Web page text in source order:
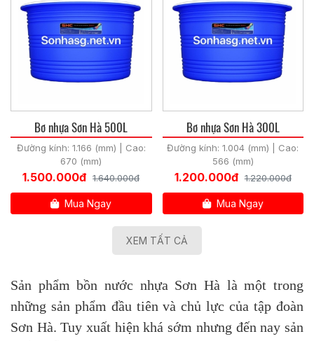
Bơ nhựa Sơn Hà 500L
Đường kính: 1.166 (mm) | Cao:
670 (mm)
1.500.000đ 1.640.000đ
Mua Ngay
Bơ nhựa Sơn Hà 300L
Đường kính: 1.004 (mm) | Cao:
566 (mm)
1.200.000đ 1.220.000đ
Mua Ngay
XEM TẤT CẢ
Sản phẩm bồn nước nhựa Sơn Hà là một trong
những sản phẩm đầu tiên và chủ lực của tập đoàn
Sơn Hà. Tuy xuất hiện khá sớm nhưng đến nay sản